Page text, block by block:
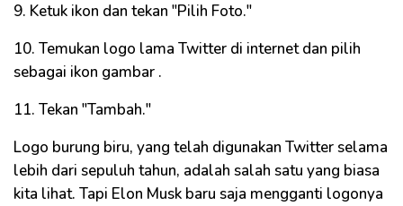
9. Ketuk ikon dan tekan "Pilih Foto."
10. Temukan logo lama Twitter di internet dan pilih
sebagai ikon gambar .
11. Tekan "Tambah."
Logo burung biru, yang telah digunakan Twitter selama
lebih dari sepuluh tahun, adalah salah satu yang biasa
kita lihat. Tapi Elon Musk baru saja mengganti logonya